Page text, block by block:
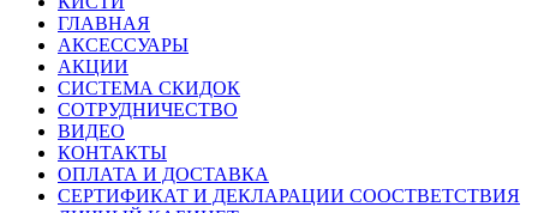
ГЛАВНАЯ
АКСЕССУАРЫ
АКЦИИ
СИСТЕМА СКИДОК
СОТРУДНИЧЕСТВО
ВИДЕО
КОНТАКТЫ
ОПЛАТА И ДОСТАВКА
СЕРТИФИКАТ И ДЕКЛАРАЦИИ СООСТВЕТСТВИЯ